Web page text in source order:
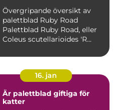
Övergripande översikt av
palettblad Ruby Road
Palettblad Ruby Road, eller
Coleus scutellarioides 'R...
16. jan
Är palettblad giftiga för
katter